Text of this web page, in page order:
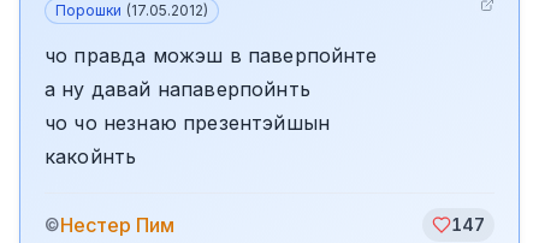
Порошки (17.05.2012)
чо правда можэш в паверпойнте
а ну давай напаверпойнть
чо чо незнаю презентэйшын
какойнть
©️Нестер Пим 147